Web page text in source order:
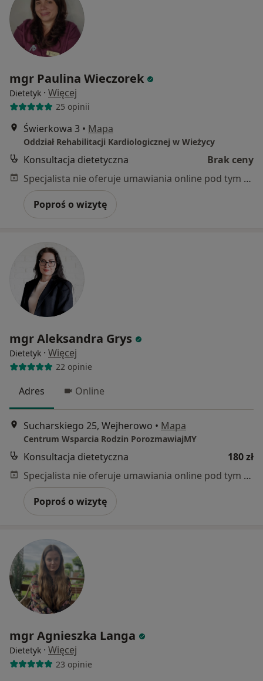
mgr Paulina Wieczorek
Dietetyk · Więcej
25 opinii
Świerkowa 3 • Mapa
Oddział Rehabilitacji Kardiologicznej w Wieżycy
Konsultacja dietetyczna
Brak ceny
Specjalista nie oferuje umawiania online pod tym adresem.
Poproś o wizytę
mgr Aleksandra Grys
Dietetyk · Więcej
22 opinie
Adres Online
Sucharskiego 25, Wejherowo • Mapa
Centrum Wsparcia Rodzin PorozmawiajMY
Konsultacja dietetyczna
180 zł
Specjalista nie oferuje umawiania online pod tym adresem.
Poproś o wizytę
mgr Agnieszka Langa
Dietetyk · Więcej
23 opinie